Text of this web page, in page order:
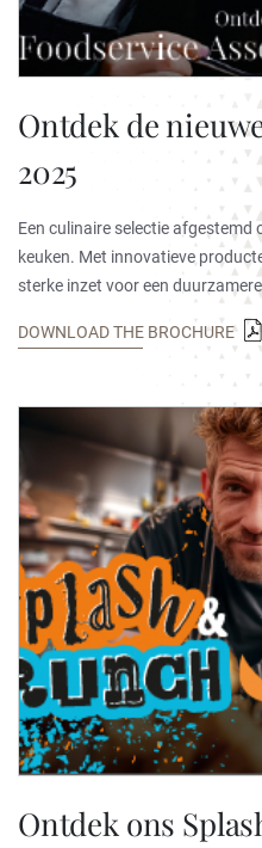
Ontdek de
2025
Een culinaire selectie afgestemd
keuken. Met innovatieve
sterke inzet voor een
DOWNLOAD THE BROCHURE
Ontdek ons